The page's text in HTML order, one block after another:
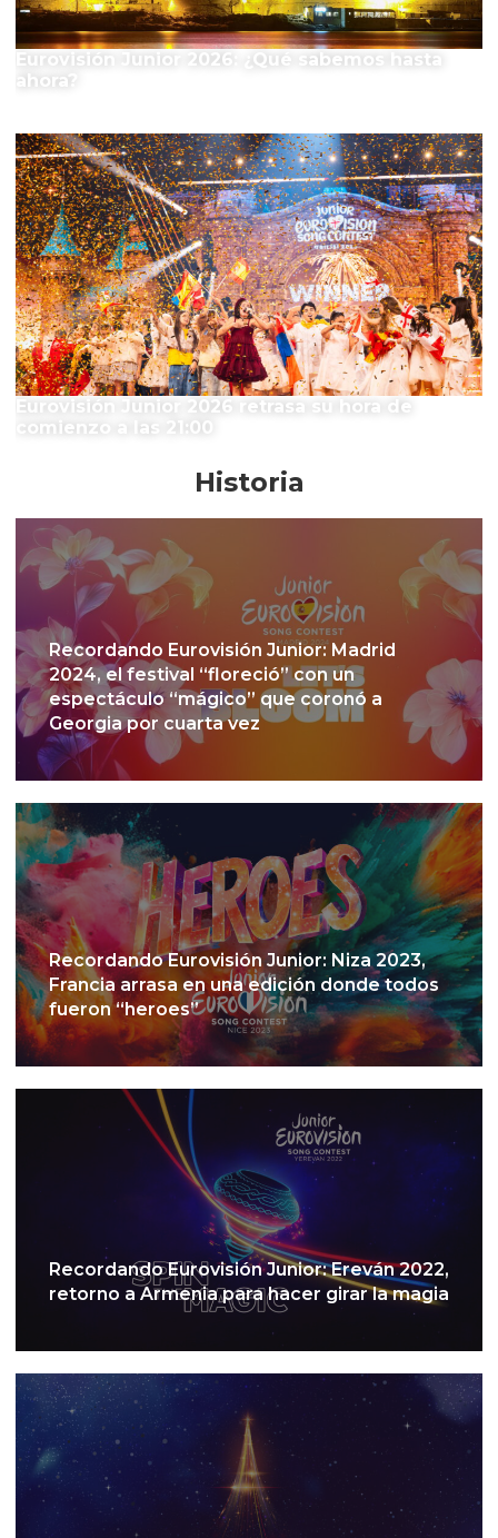
Eurovisión Junior 2026: ¿Qué sabemos hasta
ahora?
Eurovisión Junior 2026 retrasa su hora de
comienzo a las 21:00
Historia
Recordando Eurovisión Junior: Madrid
2024, el festival “floreció” con un
espectáculo “mágico” que coronó a
Georgia por cuarta vez
Recordando Eurovisión Junior: Niza 2023,
Francia arrasa en una edición donde todos
fueron “heroes”
Recordando Eurovisión Junior: Ereván 2022,
retorno a Armenia para hacer girar la magia